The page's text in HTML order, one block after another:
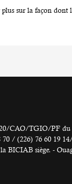
sur la façon dont
CAO/TGIO/PF du
/ (226) 76 60 19
siège. -